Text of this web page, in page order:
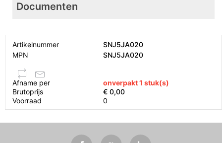
Documenten
Artikelnummer
SNJ5JA020
MPN
SNJ5JA020
Afname per
onverpakt 1 stuk(s)
Brutoprijs
€ 0,00
Voorraad
0